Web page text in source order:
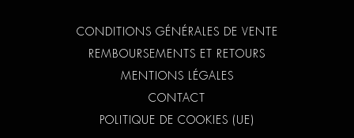
CONDITIONS GÉNÉRALES DE VENTE
REMBOURSEMENTS ET RETOURS
MENTIONS LÉGALES
CONTACT
POLITIQUE DE COOKIES (UE)